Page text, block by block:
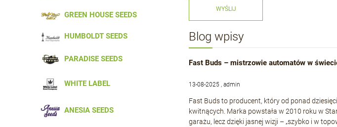
GREEN HOUSE SEEDS
HUMBOLDT SEEDS
PARADISE SEEDS
WHITE LABEL
ANESIA SEEDS
WYŚLIJ
Blog wpisy
Fast Buds – mistrzowie automatów w
13-08-2025 , admin
Fast Buds to producent, który od ponad
kwitnących. Marka powstała w 2010 roku w
garażu, lecz dzięki jasnej wizji – „szybko i w